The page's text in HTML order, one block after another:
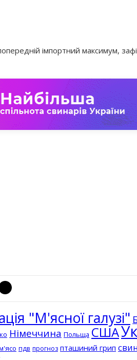
імпортний максимум,
"М'ясної галузі"
Німеччина Польща США
пдв прогноз пташиний грип